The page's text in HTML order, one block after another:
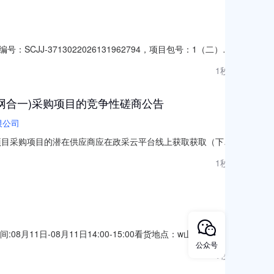
：SCJJ-3713022026131962794，项目包号：1（二）项
1秒前
一)采购项目的竞争性磋商公告
司
采购项目的潜在供应商应在政采云平台线上获取获取（下
1秒前
月11日-08月11日14:00-15:00看货地点：w山钢日照公司
源说明:1、表中所涉型号规格、材质成份以现场看货为
，中标结算以实际计量为准。3、中标单位必须在三个工1秒前
公众号